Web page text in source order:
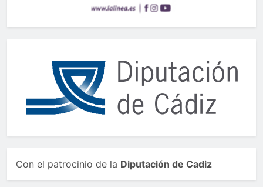
Con el patrocinio de la Diputación de Cadiz